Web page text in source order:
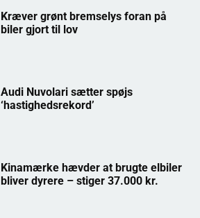
Kræver grønt bremselys foran på
biler gjort til lov
Audi Nuvolari sætter spøjs
‘hastighedsrekord’
Kinamærke hævder at brugte elbiler
bliver dyrere – stiger 37.000 kr.